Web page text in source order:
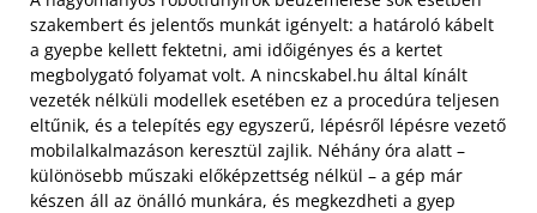
szakembert és jelentős munkát igényelt: a határoló kábelt
a gyepbe kellett fektetni, ami időigényes és a kertet
megbolygató folyamat volt. A nincskabel.hu által kínált
vezeték nélküli modellek esetében ez a procedúra teljesen
eltűnik, és a telepítés egy egyszerű, lépésről lépésre vezető
mobilalkalmazáson keresztül zajlik. Néhány óra alatt –
különösebb műszaki előképzettség nélkül – a gép már
készen áll az önálló munkára, és megkezdheti a gyep